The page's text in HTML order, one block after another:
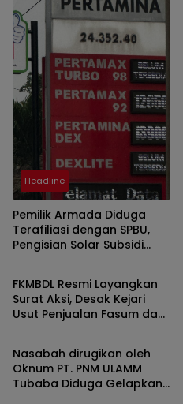
Headline
Pemilik Armada Diduga
Terafiliasi dengan SPBU,
Pengisian Solar Subsidi
Headline
FKMBDL Resmi Layangkan
Surat Aksi, Desak Kejari
Usut Penjualan Fasum dan
Headline
Nasabah dirugikan oleh
Oknum PT. PNM ULAMM
Tubaba Diduga Gelapkan